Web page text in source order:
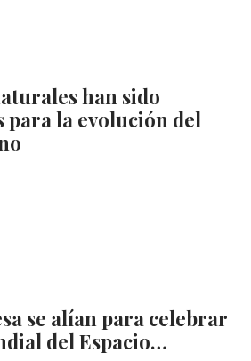
han sido
para la evolución del
se alían para celebrar
del Espacio…